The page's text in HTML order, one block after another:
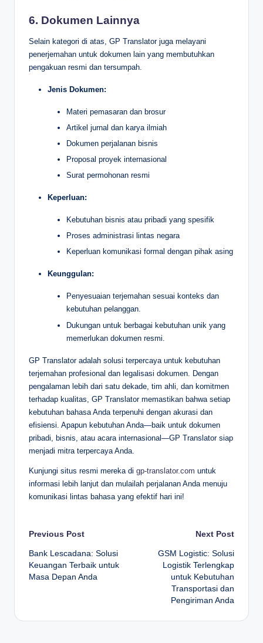
6. Dokumen Lainnya
Selain kategori di atas, GP Translator juga melayani
penerjemahan untuk dokumen lain yang membutuhkan
pengakuan resmi dan tersumpah.
Jenis Dokumen:
Materi pemasaran dan brosur
Artikel jurnal dan karya ilmiah
Dokumen perjalanan bisnis
Proposal proyek internasional
Surat permohonan resmi
Keperluan:
Kebutuhan bisnis atau pribadi yang spesifik
Proses administrasi lintas negara
Keperluan komunikasi formal dengan pihak asing
Keunggulan:
Penyesuaian terjemahan sesuai konteks dan
kebutuhan pelanggan.
Dukungan untuk berbagai kebutuhan unik yang
memerlukan dokumen resmi.
GP Translator adalah solusi terpercaya untuk kebutuhan
terjemahan profesional dan legalisasi dokumen. Dengan
pengalaman lebih dari satu dekade, tim ahli, dan komitmen
terhadap kualitas, GP Translator memastikan bahwa setiap
kebutuhan bahasa Anda terpenuhi dengan akurasi dan
efisiensi. Apapun kebutuhan Anda—baik untuk dokumen
pribadi, bisnis, atau acara internasional—GP Translator siap
menjadi mitra terpercaya Anda.
Kunjungi situs resmi mereka di gp-translator.com untuk
informasi lebih lanjut dan mulailah perjalanan Anda menuju
komunikasi lintas bahasa yang efektif hari ini!
Post
navigation
Previous Post
Bank Lescadana: Solusi
Keuangan Terbaik untuk
Masa Depan Anda
Next Post
GSM Logistic: Solusi
Logistik Terlengkap
untuk Kebutuhan
Transportasi dan
Pengiriman Anda